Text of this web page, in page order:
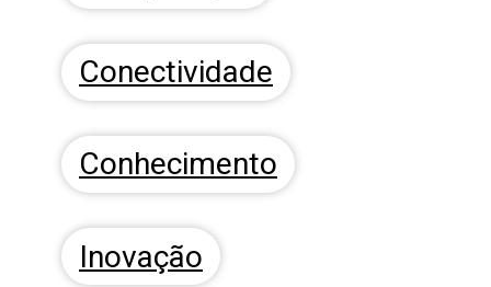
Conectividade
Conhecimento
Inovação